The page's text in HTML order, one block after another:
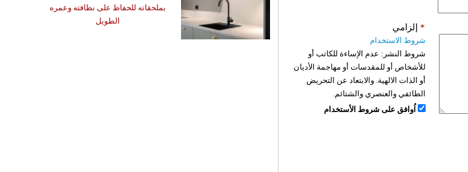
إلزامي *
شروط الاستخدام
شروط النشر: عدم الإساءة للكاتب أو
للأشخاص أو للمقدسات أو مهاجمة الأديان
أو الذات الالهية. والابتعاد عن التحريض
الطائفي والعنصري والشتائم.
اُوافق على شروط الأستخدام
بملحقاته للحفاظ على نظافته وعمره
الطويل